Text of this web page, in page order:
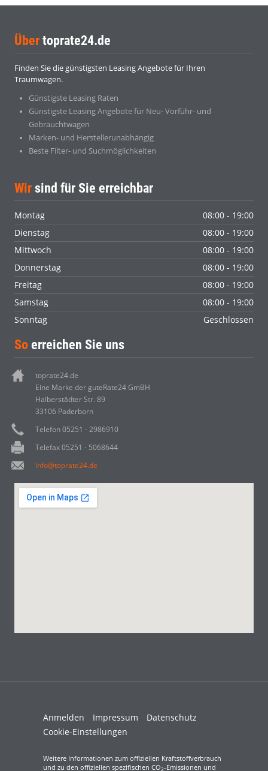
Über toprate24.de
Finden Sie die günstigsten Leasing Angebote für Ihren
Traumwagen.
Günstigste Leasing Raten
Günstigste Leasing Angebote für Neu- Vorführ- und
Gebrauchtwagen
Marken- und Herstellerunabhängig
Beste Filter- und Suchmöglichkeiten
Wir sind für Sie erreichbar
Montag
08:00 - 19:00
Dienstag
08:00 - 19:00
Mittwoch
08:00 - 19:00
Donnerstag
08:00 - 19:00
Freitag
08:00 - 19:00
Samstag
08:00 - 19:00
Sonntag
Geschlossen
So erreichen Sie uns
toprate24.de
Eine Marke der guteRate24 GmBH
Halberstädter Str. 89
33106 Paderborn
Telefon 05251 - 2986910
Telefax 05251 - 5068644
info@toprate24.de
Anmelden Impressum
Datenschutz
Cookie-Einstellungen
Weitere Informationen zum offiziellen Kraftstoffverbrauch
und zu den offiziellen spezifischen CO2-Emissionen und